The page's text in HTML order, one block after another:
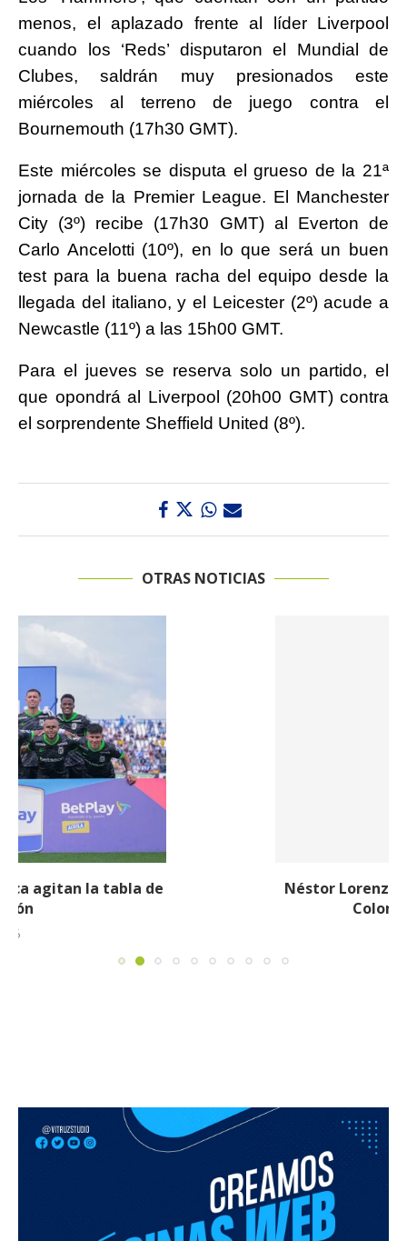
menos, el aplazado frente al líder Liverpool
cuando los ‘Reds’ disputaron el Mundial de
Clubes, saldrán muy presionados este
miércoles al terreno de juego contra el
Bournemouth (17h30 GMT).
Este miércoles se disputa el grueso de la 21ª
jornada de la Premier League. El Manchester
City (3º) recibe (17h30 GMT) al Everton de
Carlo Ancelotti (10º), en lo que será un buen
test para la buena racha del equipo desde la
llegada del italiano, y el Leicester (2º) acude a
Newcastle (11º) a las 15h00 GMT.
Para el jueves se reserva solo un partido, el
que opondrá al Liverpool (20h00 GMT) contra
el sorprendente Sheffield United (8º).
OTRAS NOTICIAS
Néstor Lorenzo seguirá al frente de la Selección